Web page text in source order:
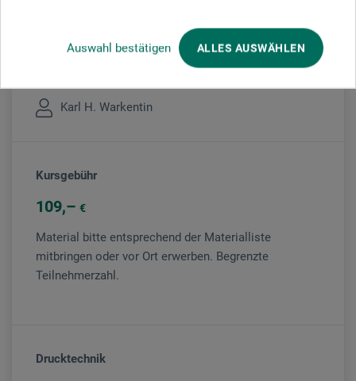
Auswahl bestätigen ALLES AUSWÄHLEN
Karl H. Warkentin
Kursgebühr
109 €
Material bitte entsprechend der Materialliste
mitbringen oder vor Ort erwerben. Begrenzte
Teilnehmerzahl.
Drucktechnik